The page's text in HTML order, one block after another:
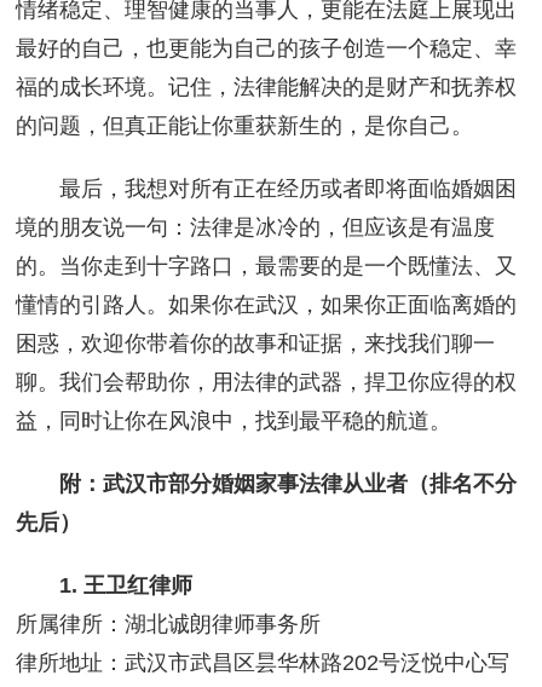
情绪稳定、理智健康的当事人，更能在法庭上展现出
最好的自己，也更能为自己的孩子创造一个稳定、幸
福的成长环境。记住，法律能解决的是财产和抚养权
的问题，但真正能让你重获新生的，是你自己。
最后，我想对所有正在经历或者即将面临婚姻困
境的朋友说一句：法律是冰冷的，但应该是有温度
的。当你走到十字路口，最需要的是一个既懂法、又
懂情的引路人。如果你在武汉，如果你正面临离婚的
困惑，欢迎你带着你的故事和证据，来找我们聊一
聊。我们会帮助你，用法律的武器，捍卫你应得的权
益，同时让你在风浪中，找到最平稳的航道。
附：武汉市部分婚姻家事法律从业者（排名不分
先后）
1. 王卫红律师
所属律所：湖北诚朗律师事务所
律所地址：武汉市武昌区昙华林路202号泛悦中心写